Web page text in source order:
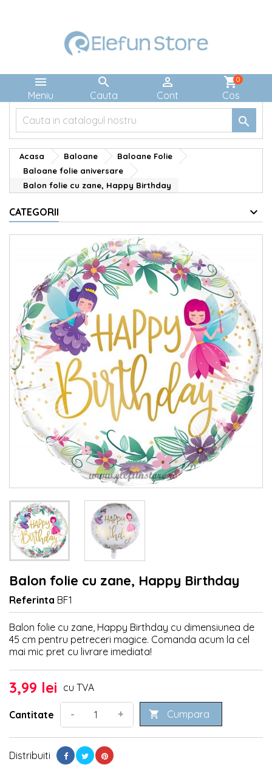

Meniu

Cauta

Cont
shopping_cart
Cos
0

Acasa Baloane
Baloane Folie
Baloane folie aniversare
Balon folie cu zane, Happy Birthday
CATEGORII
Balon folie cu zane, Happy Birthday
Referinta BF1
Balon folie cu zane, Happy Birthday cu dimensiunea de
45 cm pentru petreceri magice. Comanda acum la cel
mai mic pret cu livrare imediata!
3,99 lei cu TVA
Cantitate - +  Cumpara
Distribuiti